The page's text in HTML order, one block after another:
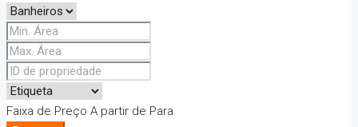
Faixa de Preço A partir de Para